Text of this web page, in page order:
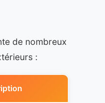
de nombreux
: